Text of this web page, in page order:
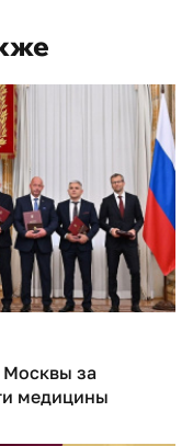
Москвы за
медицины